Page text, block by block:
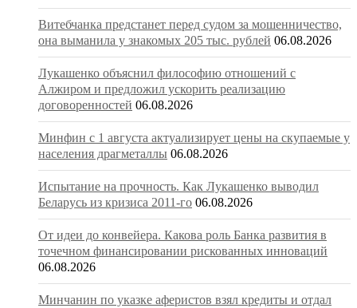
Витебчанка предстанет перед судом за мошенничество,
она выманила у знакомых 205 тыс. рублей 06.08.2026
Лукашенко объяснил философию отношений с
Алжиром и предложил ускорить реализацию
договоренностей 06.08.2026
Минфин с 1 августа актуализирует цены на скупаемые у
населения драгметаллы 06.08.2026
Испытание на прочность. Как Лукашенко выводил
Беларусь из кризиса 2011-го 06.08.2026
От идеи до конвейера. Какова роль Банка развития в
точечном финансировании рискованных инноваций
06.08.2026
Минчанин по указке аферистов взял кредиты и отдал